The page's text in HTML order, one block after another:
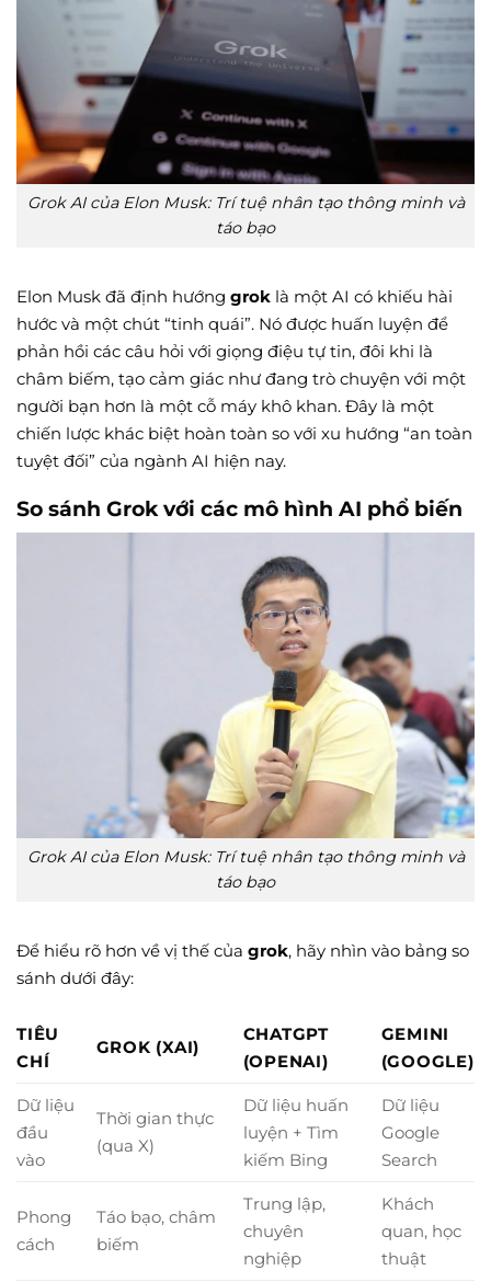
Grok AI của Elon Musk: Trí tuệ nhân tạo thông minh và
táo bạo
Elon Musk đã định hướng grok là một AI có khiếu hài
hước và một chút “tinh quái”. Nó được huấn luyện để
phản hồi các câu hỏi với giọng điệu tự tin, đôi khi là
châm biếm, tạo cảm giác như đang trò chuyện với một
người bạn hơn là một cỗ máy khô khan. Đây là một
chiến lược khác biệt hoàn toàn so với xu hướng “an toàn
tuyệt đối” của ngành AI hiện nay.
So sánh Grok với các mô hình AI phổ biến
Grok AI của Elon Musk: Trí tuệ nhân tạo thông minh và
táo bạo
Để hiểu rõ hơn về vị thế của grok, hãy nhìn vào bảng so
sánh dưới đây:
TIÊU
CHÍ
GROK (XAI)
CHATGPT
(OPENAI)
GEMINI
(GOOGLE)
Dữ liệu
đầu
vào
Thời gian thực
(qua X)
Dữ liệu huấn
luyện + Tìm
kiếm Bing
Dữ liệu
Google
Search
Phong
cách
Táo bạo, châm
biếm
Trung lập,
chuyên
nghiệp
Khách
quan, học
thuật